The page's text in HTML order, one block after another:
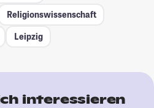
Religionswissenschaft
Leipzig
interessieren